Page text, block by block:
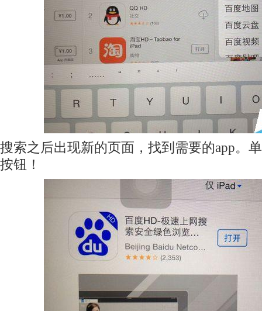
搜索之后出现新的页面，找到需要的app。
按钮！